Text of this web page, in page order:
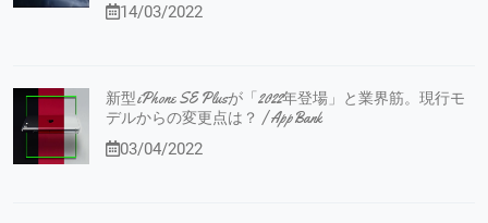
14/03/2022
新型iPhone SE Plusが「2022年登場」と業界筋。現行モ
デルからの変更点は？ | AppBank
03/04/2022